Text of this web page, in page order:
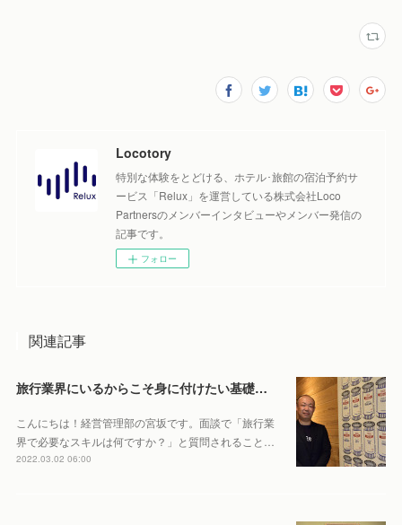
Locotory
特別な体験をとどける、ホテル･旅館の宿泊予約サ
ービス「Relux」を運営している株式会社Loco
Partnersのメンバーインタビューやメンバー発信の
記事です。
フォロー
関連記事
旅行業界にいるからこそ身に付けたい基礎スキルとは？お宿が好きすぎる副社長が主催する社内勉強会に迫ります！
こんにちは！経営管理部の宮坂です。面談で「旅行業
界で必要なスキルは何ですか？」と質問されること…
2022.03.02 06:00